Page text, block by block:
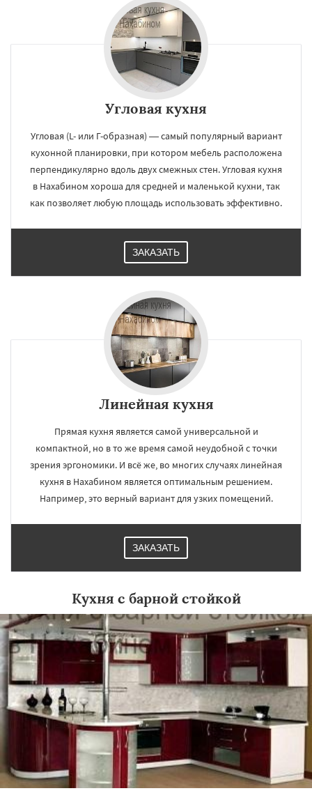
Угловая кухня
Угловая (L- или Г-образная) — самый популярный вариант
кухонной планировки, при котором мебель расположена
перпендикулярно вдоль двух смежных стен. Угловая кухня
в Нахабином хороша для средней и маленькой кухни, так
как позволяет любую площадь использовать эффективно.
ЗАКАЗАТЬ
Линейная кухня
Прямая кухня является самой универсальной и
компактной, но в то же время самой неудобной с точки
зрения эргономики. И всё же, во многих случаях линейная
кухня в Нахабином является оптимальным решением.
Например, это верный вариант для узких помещений.
ЗАКАЗАТЬ
Кухня с барной стойкой